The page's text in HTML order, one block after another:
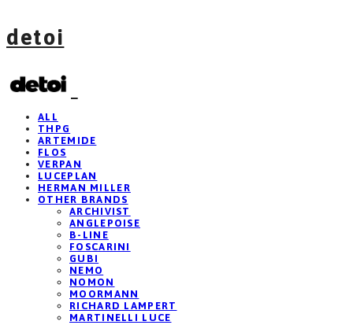
detoi
ALL
THPG
ARTEMIDE
FLOS
VERPAN
LUCEPLAN
HERMAN MILLER
OTHER BRANDS
ARCHIVIST
ANGLEPOISE
B-LINE
FOSCARINI
GUBI
NEMO
NOMON
MOORMANN
RICHARD LAMPERT
MARTINELLI LUCE